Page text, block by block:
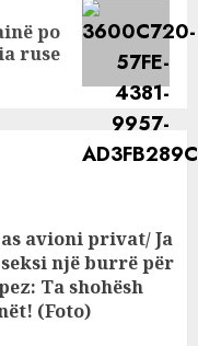
po
ruse
avioni privat/ Ja
një burrë për
Ta shohësh
(Foto)